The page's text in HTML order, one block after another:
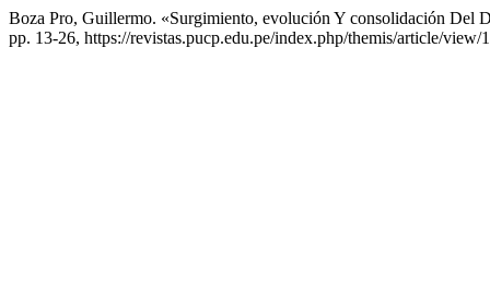
Boza Pro, Guillermo. «Surgimiento, evolución Y consolidación Del
pp. 13-26, https://revistas.pucp.edu.pe/index.php/themis/article/view/